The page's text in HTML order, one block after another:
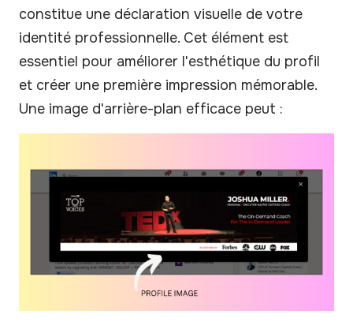
constitue une déclaration visuelle de votre
identité professionnelle. Cet élément est
essentiel pour améliorer l'esthétique du profil
et créer une première impression mémorable.
Une image d'arrière-plan efficace peut :